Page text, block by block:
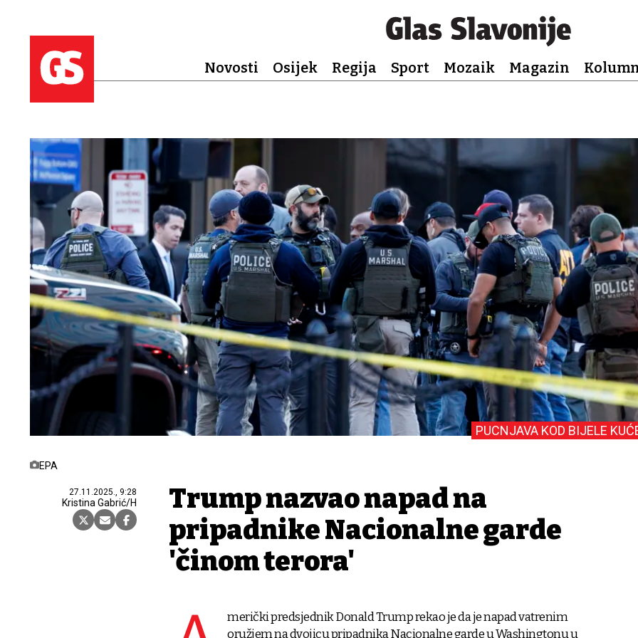
Novosti Osijek Regija Sport Mozaik Magazin
EPA
27.11.2025., 9:28
Kristina Gabrić/H
PUCNJAVA KOD BIJELE
Trump nazvao napad na
pripadnike Nacionalne garde
'činom terora'
merički predsjednik Donald Trump rekao je da je napad vatrenim
oružjem na dvojicu pripadnika Nacionalne garde u Washingtonu u